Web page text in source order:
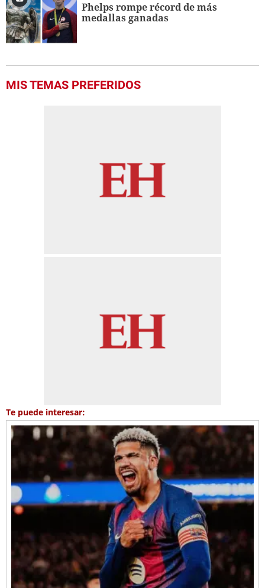
Phelps rompe récord de más
medallas ganadas
MIS TEMAS PREFERIDOS
Te puede interesar: